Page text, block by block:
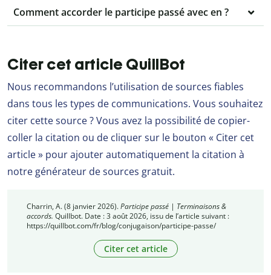
Comment accorder le participe passé avec en ?
Citer cet article QuillBot
Nous recommandons l’utilisation de sources fiables
dans tous les types de communications. Vous souhaitez
citer cette source ? Vous avez la possibilité de copier-
coller la citation ou de cliquer sur le bouton « Citer cet
article » pour ajouter automatiquement la citation à
notre générateur de sources gratuit.
Charrin, A. (8 janvier 2026).Participe passé | Terminaisons &
accords. Quillbot. Date : 3 août 2026, issu de l’article suivant :
https://quillbot.com/fr/blog/conjugaison/participe-passe/
Citer cet article